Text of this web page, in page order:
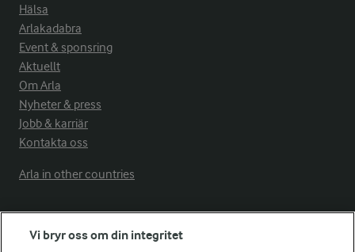
Hälsa
Arlakadabra
Event & sponsring
Aktuellt
Om Arla
Nyheter & press
Jobb & karriär
Kontakta oss
Arla in other countries
Fler Arlasajter
Vi bryr oss om din integritet